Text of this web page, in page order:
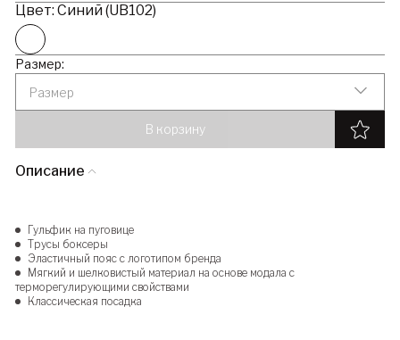
Цвет: Синий (UB102)
Размер:
Размер
В корзину
Описание
Гульфик на пуговице
Трусы боксеры
Эластичный пояс с логотипом бренда
Мягкий и шелковистый материал на основе модала с
терморегулирующими свойствами
Классическая посадка